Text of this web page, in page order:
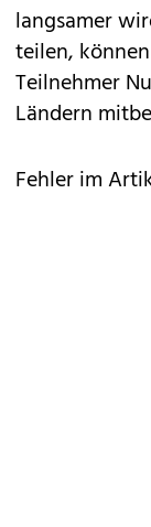
langsamer
teilen,
Teilnehmer
Ländern
Fehler im